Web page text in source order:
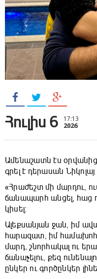
Հուլիս 6 17:13
2026
Ամենաշատն էս
գրել է դերասան
«Հրաժեշտ մի մարդու,
ճանապարհ անցել, հաց
կիսել։
Ալեքսանյան ջան, իմ
հարազատ, իմ համախոհ,
մարդ, շնորհակալ ու
ճանաչելու, քեզ
ընկեր ու գործընկեր